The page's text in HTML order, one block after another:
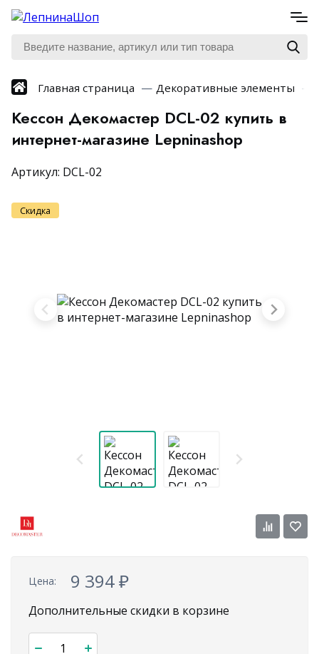
Главная страница Декоративные элементы
Кессон Декомастер DCL-02 купить в
интернет-магазине Lepninashop
Артикул: DCL-02
Скидка
Цена: 9 394₽
Дополнительные скидки в корзине